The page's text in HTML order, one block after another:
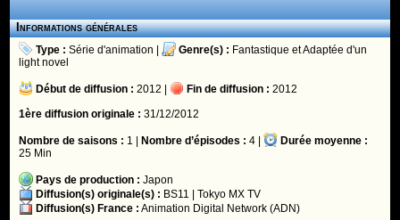
Informations générales
Type :Série d'animation | Genre(s) : Fantastique etAdaptée d'un
light novel
Début de diffusion : 2012 | Fin de diffusion : 2012
1ère diffusion originale : 31/12/2012
Nombre de saisons : 1 | Nombre d’épisodes : 4 |
Durée moyenne :
25 Min
Pays de production : Japon
Diffusion(s) originale(s) : BS11 |Tokyo MX TV
Diffusion(s) France : Animation Digital Network (ADN)